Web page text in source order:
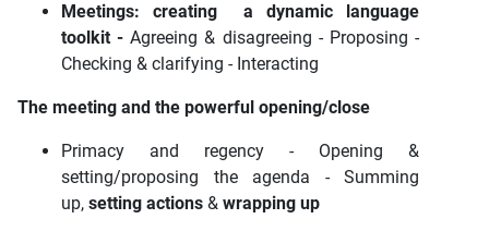
Meetings: creating a dynamic language
toolkit -Agreeing & disagreeing - Proposing -
Checking & clarifying - Interacting
The meeting and the powerful opening/close
Primacy and regency - Opening &
setting/proposing the agenda - Summing
up, setting actions & wrapping up